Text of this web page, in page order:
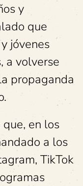
y
que
jóvenes
a volverse
propaganda
en los
a los
TikTok